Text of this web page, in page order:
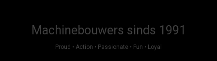
Machinebouwers sinds 1991
Proud • Action • Passionate • Fun • Loyal